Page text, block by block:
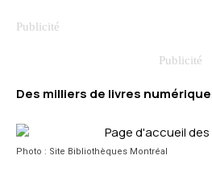
Des milliers de livres
Photo : Site Bibliothèques Montréal